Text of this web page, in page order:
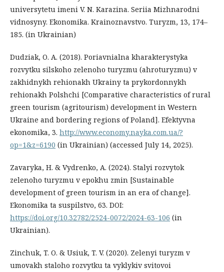
universytetu imeni V. N. Karazina. Seriia Mizhnarodni
vidnosyny. Ekonomika. Krainoznavstvo. Turyzm, 13, 174–
185. (in Ukrainian)
Dudziak, O. A. (2018). Poriavnialna kharakterystyka
rozvytku silskoho zelenoho turyzmu (ahroturyzmu) v
zakhidnykh rehionakh Ukrainy ta prykordonnykh
rehionakh Polshchi [Comparative characteristics of rural
green tourism (agritourism) development in Western
Ukraine and bordering regions of Poland]. Efektyvna
ekonomika, 3. http://www.economy.nayka.com.ua/?
op=1&z=6190 (in Ukrainian) (accessed July 14, 2025).
Zavaryka, H. & Vydrenko, A. (2024). Stalyi rozvytok
zelenoho turyzmu v epokhu zmin [Sustainable
development of green tourism in an era of change].
Ekonomika ta suspilstvo, 63. DOI:
https://doi.org/10.32782/2524-0072/2024-63-106 (in
Ukrainian).
Zinchuk, T. O. & Usiuk, T. V. (2020). Zelenyi turyzm v
umovakh staloho rozvytku ta vyklykiv svitovoi